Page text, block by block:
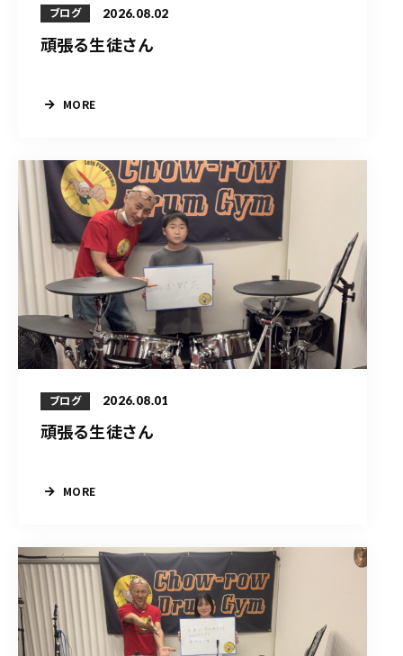
ブログ 2026.08.02
頑張る生徒さん
MORE
ブログ 2026.08.01
頑張る生徒さん
MORE